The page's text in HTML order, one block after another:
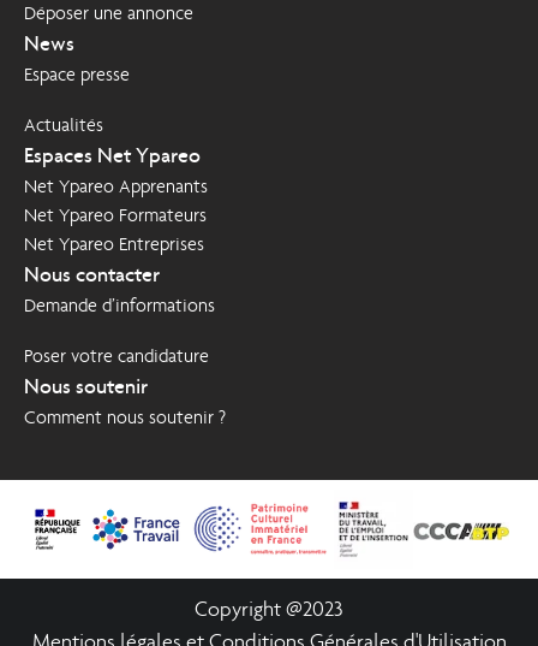
compagnonnique et CFA
Déposer une annonce
News
Espace presse
Actualités
Espaces Net Ypareo
Net Ypareo Apprenants
Net Ypareo Formateurs
Net Ypareo Entreprises
Nous contacter
Demande d’informations
Poser votre candidature
Nous soutenir
Comment nous soutenir ?
Copyright @2023